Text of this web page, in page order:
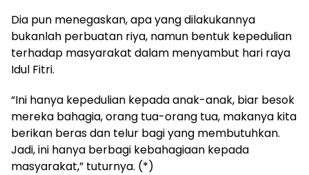
Dia pun menegaskan, apa yang dilakukannya
bukanlah perbuatan riya, namun bentuk kepedulian
terhadap masyarakat dalam menyambut hari raya
Idul Fitri.
“Ini hanya kepedulian kepada anak-anak, biar besok
mereka bahagia, orang tua-orang tua, makanya kita
berikan beras dan telur bagi yang membutuhkan.
Jadi, ini hanya berbagi kebahagiaan kepada
masyarakat,” tuturnya. (*)